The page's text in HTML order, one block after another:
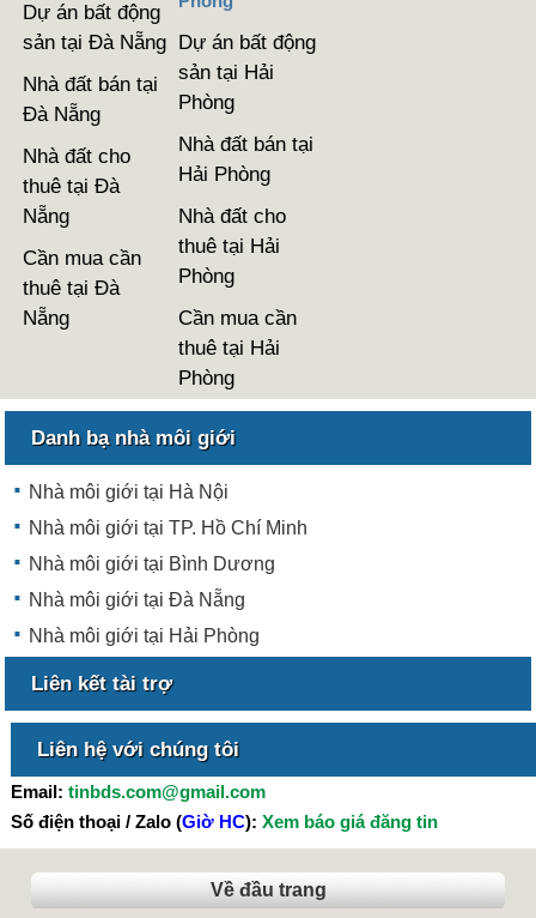
Dự án bất động
sản tại Đà Nẵng
Nhà đất bán tại
Đà Nẵng
Nhà đất cho
thuê tại Đà
Nẵng
Cần mua cần
thuê tại Đà
Nẵng
Dự án bất động
sản tại Hải
Phòng
Nhà đất bán tại
Hải Phòng
Nhà đất cho
thuê tại Hải
Phòng
Cần mua cần
thuê tại Hải
Phòng
Danh bạ nhà môi giới
Nhà môi giới tại Hà Nội
Nhà môi giới tại TP. Hồ Chí Minh
Nhà môi giới tại Bình Dương
Nhà môi giới tại Đà Nẵng
Nhà môi giới tại Hải Phòng
Liên kết tài trợ
Liên hệ với chúng tôi
Email: tinbds.com@gmail.com
Số điện thoại / Zalo (Giờ HC): Xem báo giá đăng tin
Về đầu trang